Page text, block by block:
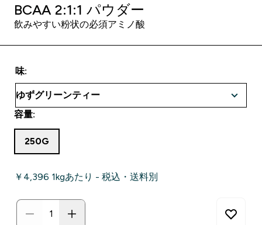
BCAA 2:1:1 パウダー
飲みやすい粉状の必須アミノ酸
味:
容量:
250G
￥4,396‎ 1kgあたり - 税込・送料別